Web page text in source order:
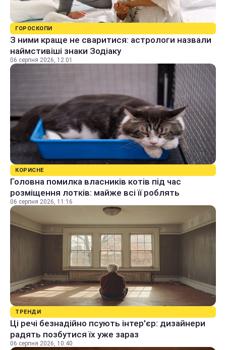
ГОРОСКОПИ
З ними краще не сваритися: астрологи назвали
наймстивіші знаки Зодіаку
06 серпня 2026, 12:01
КОРИСНЕ
Головна помилка власників котів під час
розміщення лотків: майже всі її роблять
06 серпня 2026, 11:16
ТРЕНДИ
Ці речі безнадійно псують інтер'єр: дизайнери
радять позбутися їх уже зараз
06 серпня 2026, 10:40